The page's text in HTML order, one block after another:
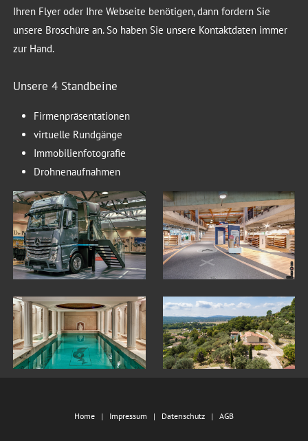
Ihren Flyer oder Ihre Webseite benötigen, dann fordern Sie
unsere Broschüre an. So haben Sie unsere Kontaktdaten immer
zur Hand.
Unsere 4 Standbeine
Firmenpräsentationen
virtuelle Rundgänge
Immobilienfotografie
Drohnenaufnahmen
Home Impressum Datenschutz AGB